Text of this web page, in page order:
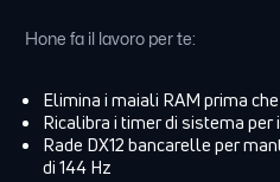
Hone fa il lavoro per te:
Elimina i maiali RAM prima
Ricalibra i timer di sistema
Rade DX12 bancarelle per
di 144 Hz